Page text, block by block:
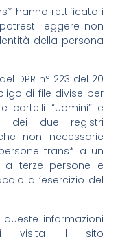
hanno rettificato i
leggere non
della persona
DPR n° 223 del 20
di file divise per
cartelli “uomini” e
dei due registri
non necessarie
trans* a un
terze persone e
all’esercizio del
informazioni
visita il sito